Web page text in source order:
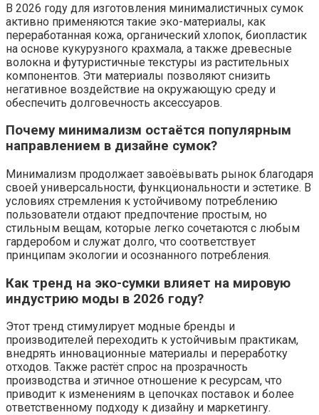
В 2026 году для изготовления минималистичных сумок
активно применяются такие эко-материалы, как
переработанная кожа, органический хлопок, биопластик
на основе кукурузного крахмала, а также древесные
волокна и футуристичные текстуры из растительных
компонентов. Эти материалы позволяют снизить
негативное воздействие на окружающую среду и
обеспечить долговечность аксессуаров.
Почему минимализм остаётся популярным
направлением в дизайне сумок?
Минимализм продолжает завоёвывать рынок благодаря
своей универсальности, функциональности и эстетике. В
условиях стремления к устойчивому потреблению
пользователи отдают предпочтение простым, но
стильным вещам, которые легко сочетаются с любым
гардеробом и служат долго, что соответствует
принципам экологии и осознанного потребления.
Как тренд на эко-сумки влияет на мировую
индустрию моды в 2026 году?
Этот тренд стимулирует модные бренды и
производителей переходить к устойчивым практикам,
внедрять инновационные материалы и переработку
отходов. Также растёт спрос на прозрачность
производства и этичное отношение к ресурсам, что
приводит к изменениям в цепочках поставок и более
ответственному подходу к дизайну и маркетингу.